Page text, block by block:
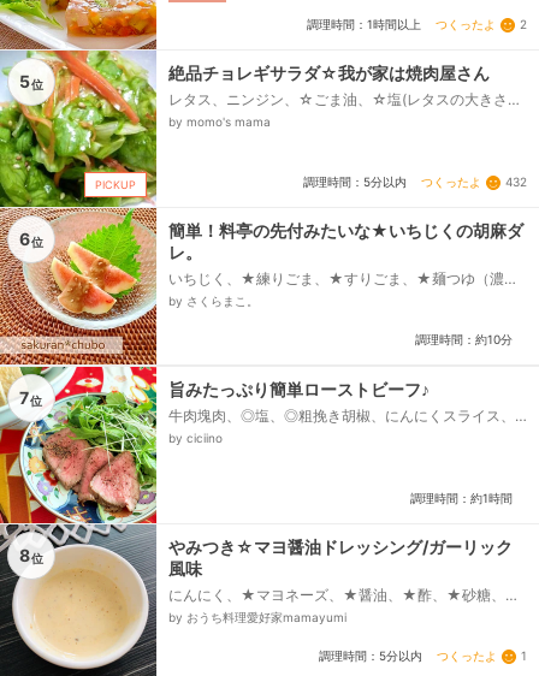
調理時間：1時間以上 つくったよ 2
5位
PICKUP
絶品チョレギサラダ☆我が家は焼肉屋さん
レタス、ニンジン、☆ごま油、☆塩(レタスの大きさに
より要調整）、☆オイスターソース、☆ゴマ、☆おろ
by momo's mama
調理時間：5分以内 つくったよ 432
6位
簡単！料亭の先付みたいな★いちじくの胡麻ダ
レ。
いちじく、★練りごま、★すりごま、★麺つゆ（濃縮
3倍）、★水、（ストレートタイプの麺つゆなら水を除
by さくらまこ。
調理時間：約10分
7位
旨みたっぷり簡単ローストビーフ♪
牛肉塊肉、◎塩、◎粗挽き胡椒、にんにくスライス、粗
挽き胡椒、わさび醤油
by ciciino
調理時間：約1時間
8位
やみつき☆マヨ醤油ドレッシング/ガーリック
風味
にんにく、★マヨネーズ、★醤油、★酢、★砂糖、★
すりごま
by おうち料理愛好家mamayumi
調理時間：5分以内 つくったよ 1